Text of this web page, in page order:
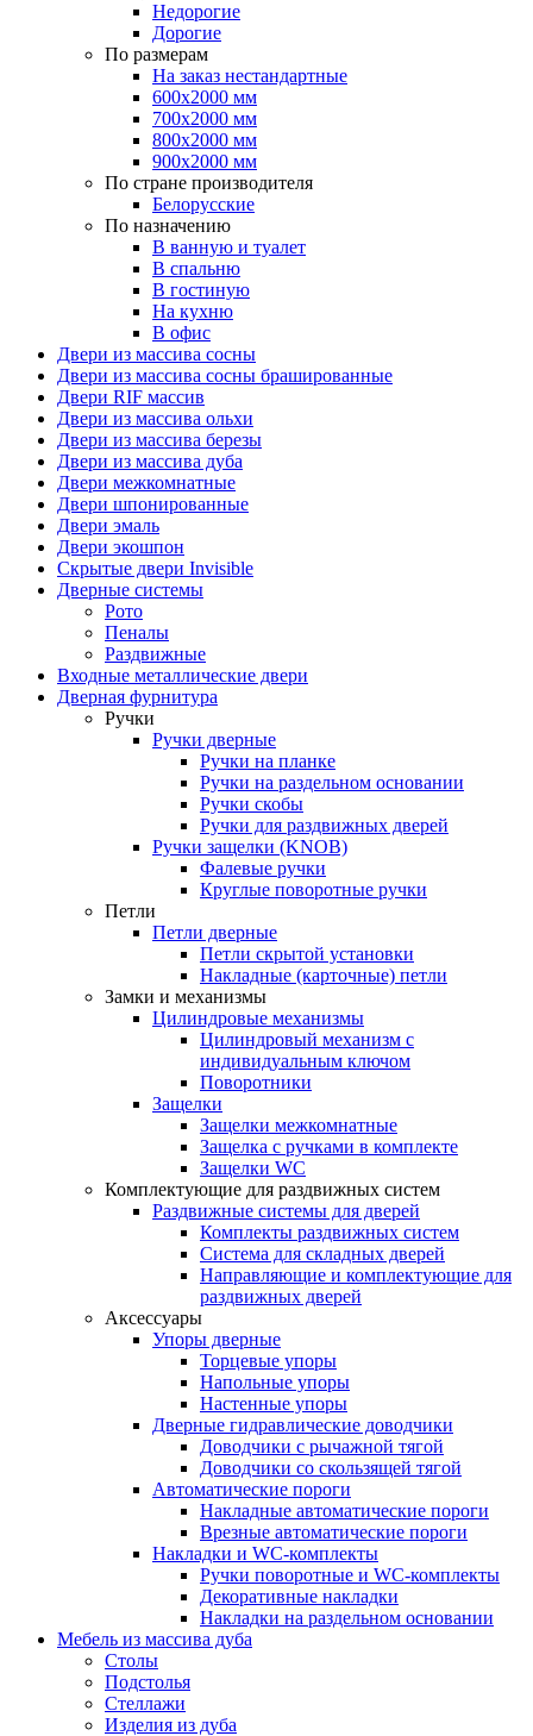
Недорогие
Дорогие
По размерам
На заказ нестандартные
600х2000 мм
700х2000 мм
800х2000 мм
900х2000 мм
По стране производителя
Белорусские
По назначению
В ванную и туалет
В спальню
В гостиную
На кухню
В офис
Двери из массива сосны
Двери из массива сосны брашированные
Двери RIF массив
Двери из массива ольхи
Двери из массива березы
Двери из массива дуба
Двери межкомнатные
Двери шпонированные
Двери эмаль
Двери экошпон
Скрытые двери Invisible
Дверные системы
Рото
Пеналы
Раздвижные
Входные металлические двери
Дверная фурнитура
Ручки
Ручки дверные
Ручки на планке
Ручки на раздельном основании
Ручки скобы
Ручки для раздвижных дверей
Ручки защелки (KNOB)
Фалевые ручки
Круглые поворотные ручки
Петли
Петли дверные
Петли скрытой установки
Накладные (карточные) петли
Замки и механизмы
Цилиндровые механизмы
Цилиндровый механизм с
индивидуальным ключом
Поворотники
Защелки
Защелки межкомнатные
Защелка с ручками в комплекте
Защелки WC
Комплектующие для раздвижных систем
Раздвижные системы для дверей
Комплекты раздвижных систем
Система для складных дверей
Направляющие и комплектующие для
раздвижных дверей
Аксессуары
Упоры дверные
Торцевые упоры
Напольные упоры
Настенные упоры
Дверные гидравлические доводчики
Доводчики с рычажной тягой
Доводчики со скользящей тягой
Автоматические пороги
Накладные автоматические пороги
Врезные автоматические пороги
Накладки и WC-комплекты
Ручки поворотные и WC-комплекты
Декоративные накладки
Накладки на раздельном основании
Мебель из массива дуба
Столы
Подстолья
Стеллажи
Изделия из дуба